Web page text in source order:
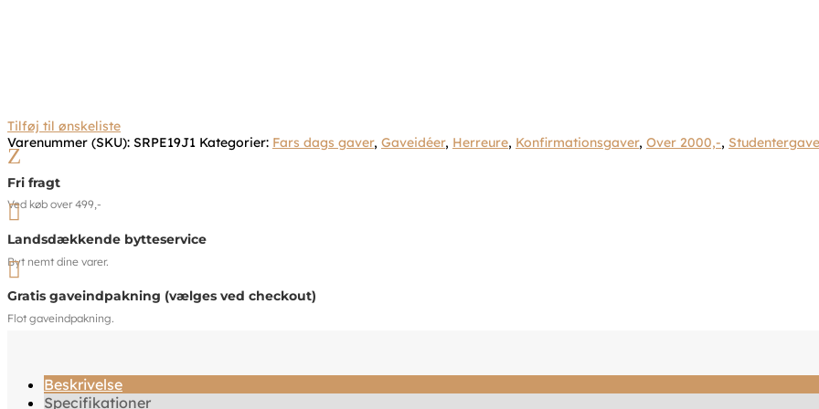
Tilføj til ønskeliste
Varenummer (SKU): SRPE19J1 Kategorier: Fars dags gaver, Gaveidéer, Herreure, Konfirmationsgaver, Over 2000,-,
Z
Fri fragt
Ved køb over 499,-

Landsdækkende bytteservice
Byt nemt dine varer.

Gratis gaveindpakning (vælges ved checkout)
Flot gaveindpakning.
Beskrivelse
Specifikationer